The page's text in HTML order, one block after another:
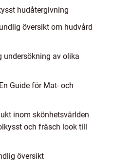
hudåtergivning
översikt om hudvård
undersökning av olika
Guide för Mat- och
inom skönhetsvärlden
och fräsch look till
översikt